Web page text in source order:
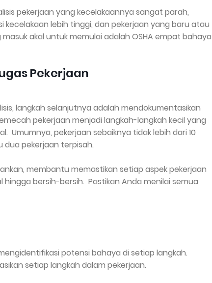
pekerjaan yang kecelakaannya sangat parah,
kecelakaan lebih tinggi, dan pekerjaan yang baru atau
akal untuk memulai adalah OSHA empat bahaya
Pekerjaan
langkah selanjutnya adalah mendokumentasikan
pekerjaan menjadi langkah-langkah kecil yang
Umumnya, pekerjaan sebaiknya tidak lebih dari 10
dua pekerjaan terpisah.
membantu memastikan setiap aspek pekerjaan
bersih-bersih. Pastikan Anda menilai semua
potensi bahaya di setiap langkah.
setiap langkah dalam pekerjaan.